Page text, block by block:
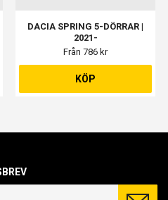
DACIA SPRING 5-DÖRRAR |
2021-
Från 786 kr
KÖP